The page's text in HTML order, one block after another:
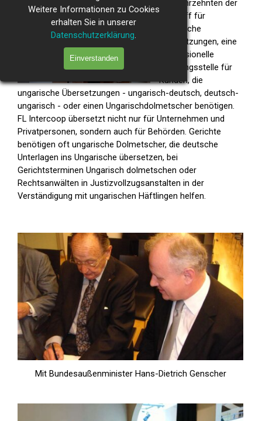
Weitere Informationen zu Cookies
erhalten Sie in unserer
Datenschutzerklärung
Einverstanden
vier Jahrzehnten der
Inbegriff für
ungarische
Übersetzungen, eine
professionelle
Beratungsstelle für
Kunden, die
ungarische Übersetzungen - ungarisch-deutsch, deutsch-
ungarisch - oder einen Ungarischdolmetscher benötigen.
FL Intercoop übersetzt nicht nur für Unternehmen und
Privatpersonen, sondern auch für Behörden. Gerichte
benötigen oft ungarische Dolmetscher, die deutsche
Unterlagen ins Ungarische übersetzen, bei
Gerichtsterminen Ungarisch dolmetschen oder
Rechtsanwälten in Justizvollzugsanstalten in der
Verständigung mit ungarischen Häftlingen helfen.
Mit Bundesaußenminister Hans-Dietrich Genscher